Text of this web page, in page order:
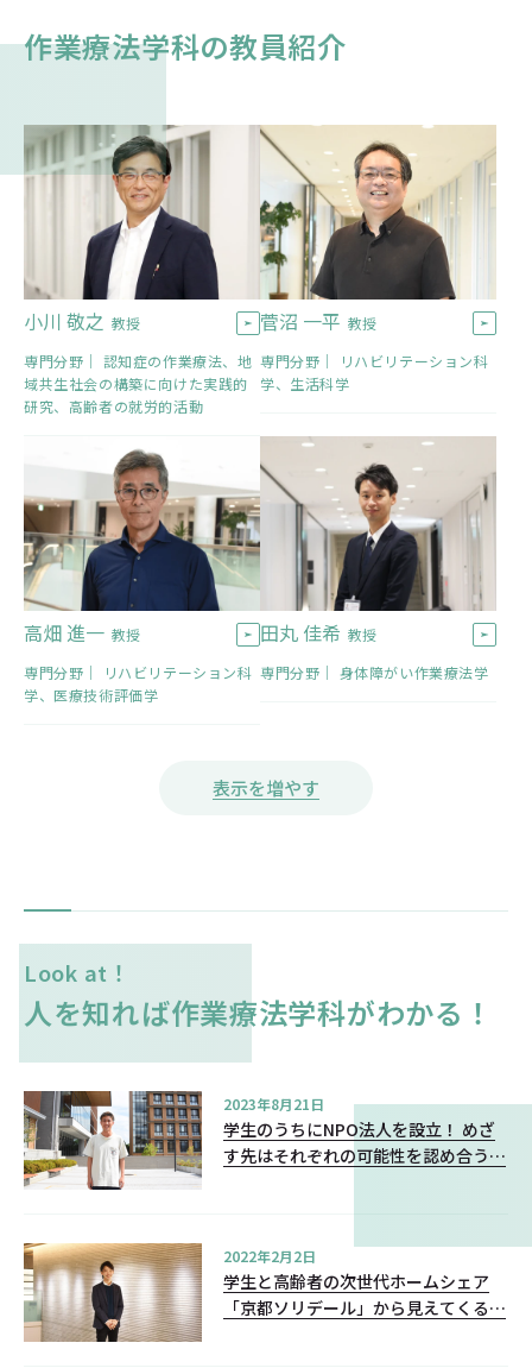
作業療法学科の教員紹介
小川 敬之 教授
専門分野｜ 認知症の作業療法、地
域共生社会の構築に向けた実践的
研究、高齢者の就労的活動
菅沼 一平 教授
専門分野｜ リハビリテーション科
学、生活科学
高畑 進一 教授
専門分野｜ リハビリテーション科
学、医療技術評価学
田丸 佳希 教授
専門分野｜ 身体障がい作業療法学
Look at！
人を知れば作業療法学科がわかる！
2023年8月21日
学生のうちにNPO法人を設立！ めざ
す先はそれぞれの可能性を認め合う社
2022年2月2日
学生と高齢者の次世代ホームシェア
「京都ソリデール」から見えてくる、